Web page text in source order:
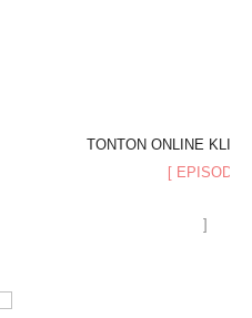
TONTON ONLINE
[ EPISOD 7
]